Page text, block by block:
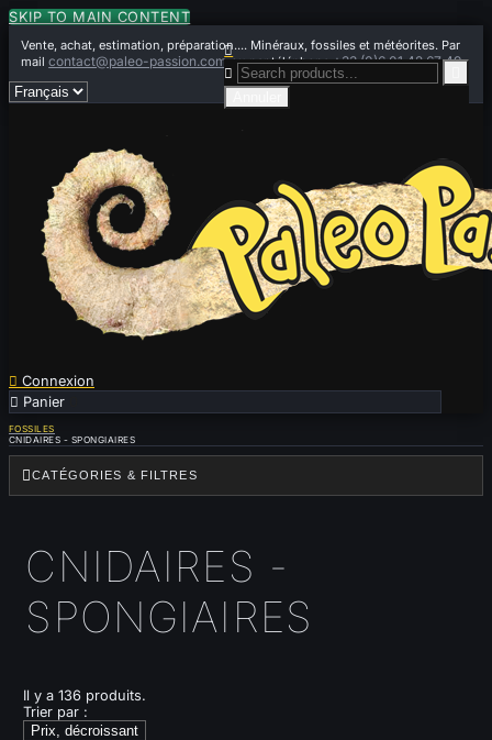
SKIP TO MAIN CONTENT
Vente, achat, estimation, préparation.... Minéraux, fossiles et météorites. Par
mailcontact@paleo-passion.comou par téléphone+33 (0)6 01 42 67 49
 Connexion
 Panier


FOSSILES
CNIDAIRES - SPONGIAIRES
CATÉGORIES & FILTRES
CNIDAIRES -
SPONGIAIRES
Il y a 136 produits.
Trier par :
Prix, décroissant